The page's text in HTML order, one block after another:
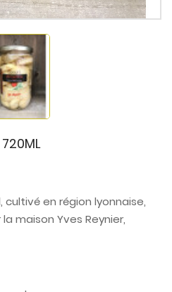
720ML
en région lyonnaise,
maison Yves Reynier,